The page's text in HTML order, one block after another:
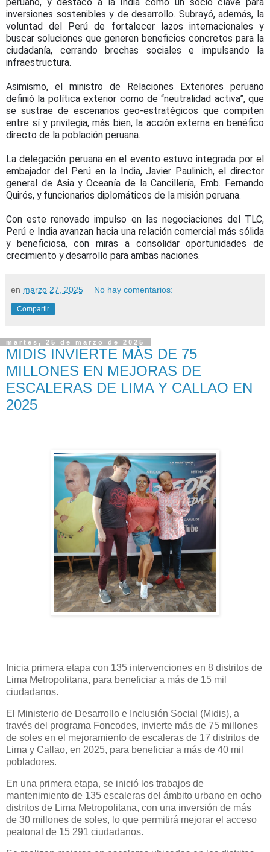
inversiones sostenibles y de desarrollo. Subrayó, además, la
voluntad del Perú de fortalecer lazos internacionales y
buscar soluciones que generen beneficios concretos para la
ciudadanía, cerrando brechas sociales e impulsando la
infraestructura.
Asimismo, el ministro de Relaciones Exteriores peruano
definió la política exterior como de “neutralidad activa”, que
se sustrae de escenarios geo-estratégicos que compiten
entre sí y privilegia, más bien, la acción externa en benéfico
directo de la población peruana.
La delegación peruana en el evento estuvo integrada por el
embajador del Perú en la India, Javier Paulinich, el director
general de Asia y Oceanía de la Cancillería, Emb. Fernando
Quirós, y funcionarios diplomáticos de la misión peruana.
Con este renovado impulso en las negociaciones del TLC,
Perú e India avanzan hacia una relación comercial más sólida
y beneficiosa, con miras a consolidar oportunidades de
crecimiento y desarrollo para ambas naciones.
en marzo 27, 2025 No hay comentarios:
Compartir
martes, 25 de marzo de 2025
MIDIS INVIERTE MÀS DE 75
MILLONES EN MEJORAS DE
ESCALERAS DE LIMA Y CALLAO EN
2025
Inicia primera etapa con 135 intervenciones en 8 distritos de
Lima Metropolitana, para beneficiar a más de 15 mil
ciudadanos.
El Ministerio de Desarrollo e Inclusión Social (Midis), a
través del programa Foncodes, invierte más de 75 millones
de soles en el mejoramiento de escaleras de 17 distritos de
Lima y Callao, en 2025, para beneficiar a más de 40 mil
pobladores.
En una primera etapa, se inició los trabajos de
mantenimiento de 135 escaleras del ámbito urbano en ocho
distritos de Lima Metropolitana, con una inversión de más
de 30 millones de soles, lo que permitirá mejorar el acceso
peatonal de 15 291 ciudadanos.